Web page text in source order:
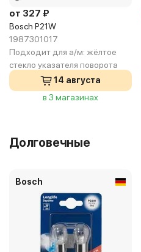
от 327 ₽
Bosch P21W
1987301017
Подходит для а/м: жёлтое
стекло указателя поворота
14 августа
в 3 магазинах
Долговечные
Bosch